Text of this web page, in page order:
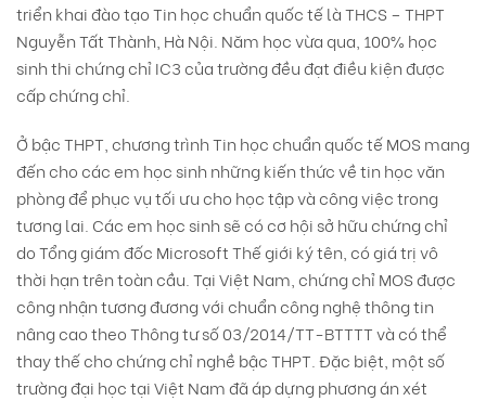
triển khai đào tạo Tin học chuẩn quốc tế là THCS – THPT
Nguyễn Tất Thành, Hà Nội. Năm học vừa qua, 100% học
sinh thi chứng chỉ IC3 của trường đều đạt điều kiện được
cấp chứng chỉ.
Ở bậc THPT, chương trình Tin học chuẩn quốc tế MOS mang
đến cho các em học sinh những kiến thức về tin học văn
phòng để phục vụ tối ưu cho học tập và công việc trong
tương lai. Các em học sinh sẽ có cơ hội sở hữu chứng chỉ
do Tổng giám đốc Microsoft Thế giới ký tên, có giá trị vô
thời hạn trên toàn cầu. Tại Việt Nam, chứng chỉ MOS được
công nhận tương đương với chuẩn công nghệ thông tin
nâng cao theo Thông tư số 03/2014/TT-BTTTT và có thể
thay thế cho chứng chỉ nghề bậc THPT. Đặc biệt, một số
trường đại học tại Việt Nam đã áp dựng phương án xét